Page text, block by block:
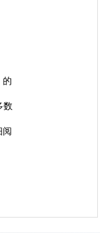
的
数
阅